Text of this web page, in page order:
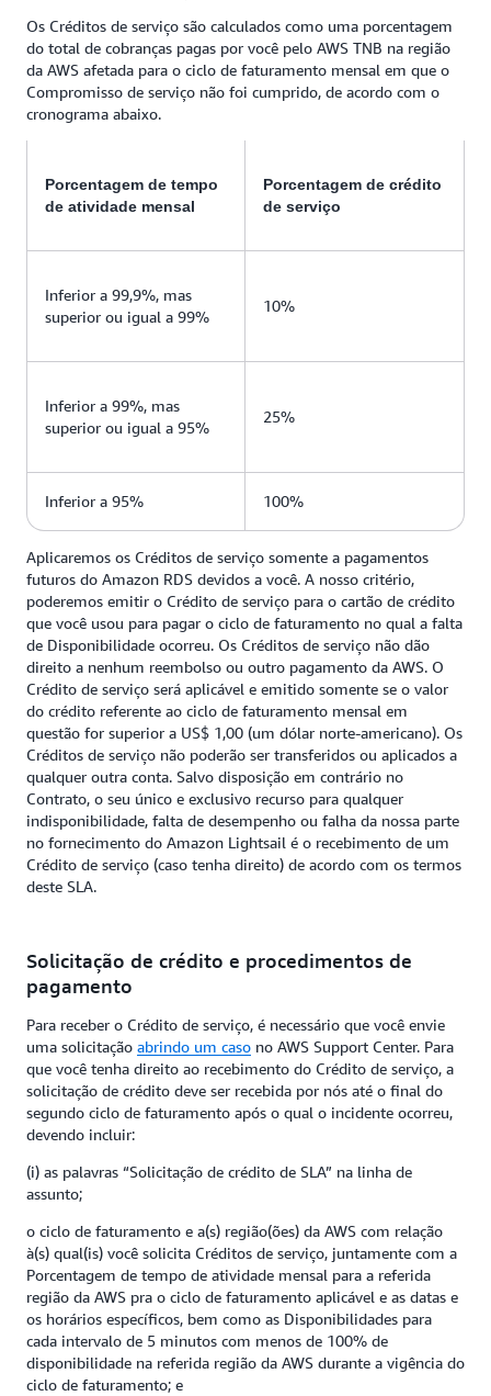
Os Créditos de serviço são calculados como uma porcentagem
do total de cobranças pagas por você pelo AWS TNB na região
da AWS afetada para o ciclo de faturamento mensal em que o
Compromisso de serviço não foi cumprido, de acordo com o
cronograma abaixo.
Porcentagem de tempo
de atividade mensal
Porcentagem de crédito
de serviço
Inferior a 99,9%, mas
superior ou igual a 99%
10%
Inferior a 99%, mas
superior ou igual a 95%
25%
Inferior a 95% 100%
Aplicaremos os Créditos de serviço somente a pagamentos
futuros do Amazon RDS devidos a você. A nosso critério,
poderemos emitir o Crédito de serviço para o cartão de crédito
que você usou para pagar o ciclo de faturamento no qual a falta
de Disponibilidade ocorreu. Os Créditos de serviço não dão
direito a nenhum reembolso ou outro pagamento da AWS. O
Crédito de serviço será aplicável e emitido somente se o valor
do crédito referente ao ciclo de faturamento mensal em
questão for superior a US$ 1,00 (um dólar norte-americano). Os
Créditos de serviço não poderão ser transferidos ou aplicados a
qualquer outra conta. Salvo disposição em contrário no
Contrato, o seu único e exclusivo recurso para qualquer
indisponibilidade, falta de desempenho ou falha da nossa parte
no fornecimento do Amazon Lightsail é o recebimento de um
Crédito de serviço (caso tenha direito) de acordo com os termos
deste SLA.
Solicitação de crédito e procedimentos de
pagamento
Para receber o Crédito de serviço, é necessário que você envie
uma solicitação abrindo um caso no AWS Support Center. Para
que você tenha direito ao recebimento do Crédito de serviço, a
solicitação de crédito deve ser recebida por nós até o final do
segundo ciclo de faturamento após o qual o incidente ocorreu,
devendo incluir:
(i) as palavras “Solicitação de crédito de SLA” na linha de
assunto;
o ciclo de faturamento e a(s) região(ões) da AWS com relação
à(s) qual(is) você solicita Créditos de serviço, juntamente com a
Porcentagem de tempo de atividade mensal para a referida
região da AWS pra o ciclo de faturamento aplicável e as datas e
os horários específicos, bem como as Disponibilidades para
cada intervalo de 5 minutos com menos de 100% de
disponibilidade na referida região da AWS durante a vigência do
ciclo de faturamento; e